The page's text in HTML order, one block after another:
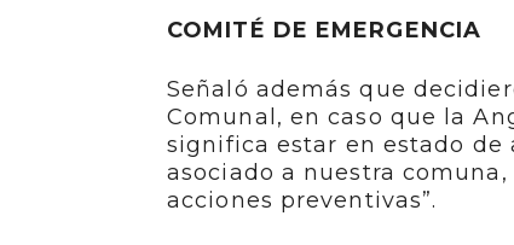
COMITÉ DE EMERGENCIA
Señaló además que
Comunal, en caso que la
significa estar en estado
asociado a nuestra
acciones preventivas”.